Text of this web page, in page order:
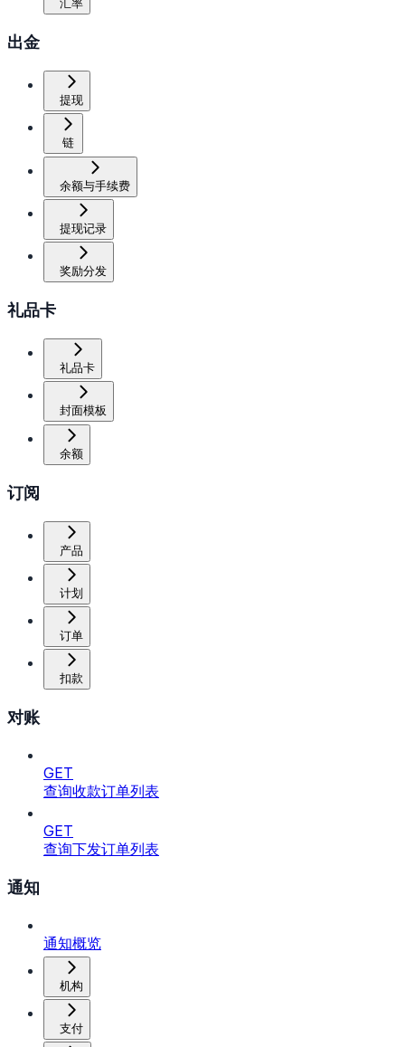
汇率
出金
提现
链
余额与手续费
提现记录
奖励分发
礼品卡
礼品卡
封面模板
余额
订阅
产品
计划
订单
扣款
对账
GET
查询收款订单列表
GET
查询下发订单列表
通知
通知概览
机构
支付